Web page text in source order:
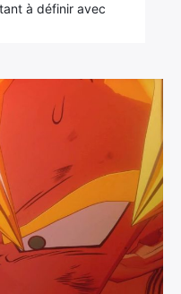
à définir avec